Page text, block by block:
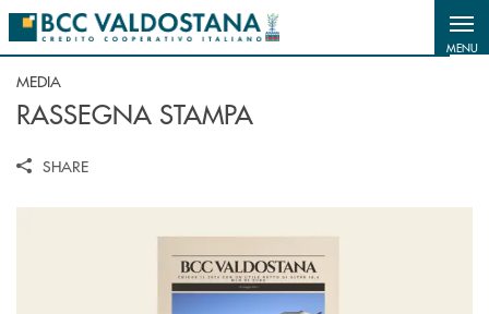
Salta al contenuto principale
MENU
MEDIA
RASSEGNA STAMPA
SHARE